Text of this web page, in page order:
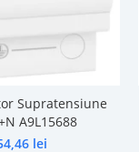
Supratensiune
A9L15688
lei